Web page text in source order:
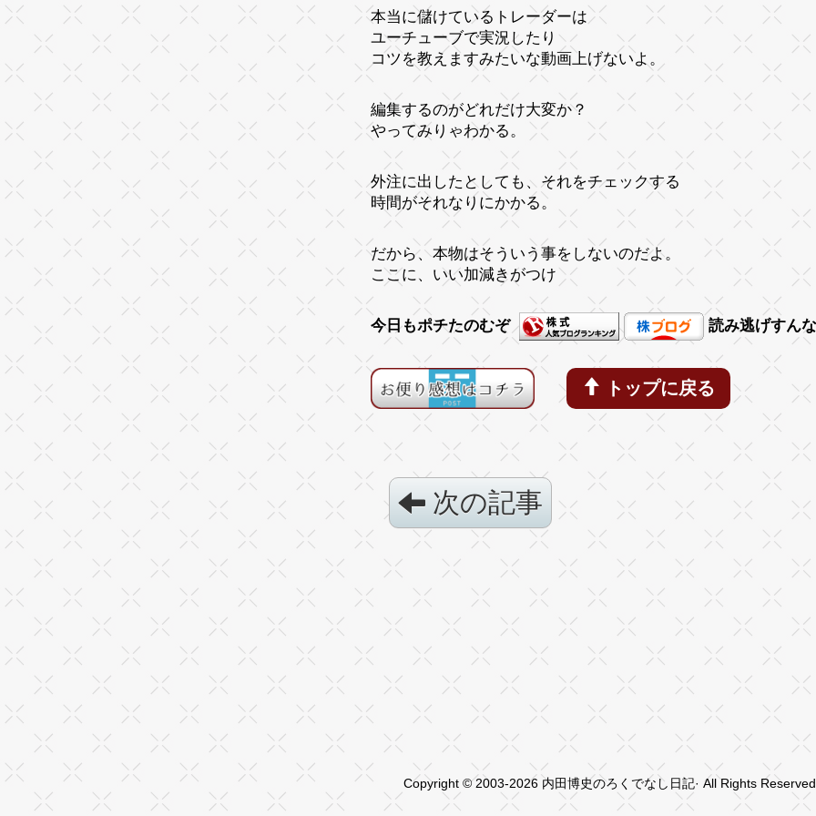
本当に儲けているトレーダーは
ユーチューブで実況したり
コツを教えますみたいな動画上げないよ。
編集するのがどれだけ大変か？
やってみりゃわかる。
外注に出したとしても、それをチェックする
時間がそれなりにかかる。
だから、本物はそういう事をしないのだよ。
ここに、いい加減きがつけ
今日もポチたのむぞ 読み逃げすん
トップに戻る
次の記事
Copyright © 2003-2026 内田博史のろくでなし日記· All Rights